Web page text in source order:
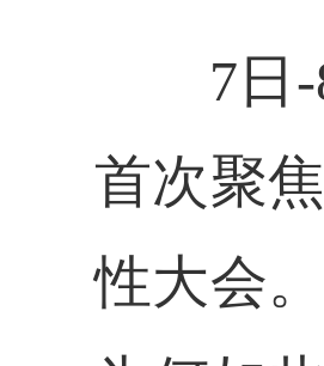
7日-
首次聚
性大会